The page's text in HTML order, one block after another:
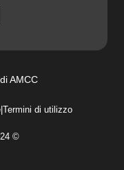
AMCC
|Termini di utilizzo
©